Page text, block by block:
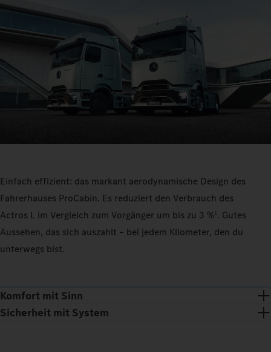
Einfach effizient: das markant aerodynamische Design des
Fahrerhauses ProCabin. Es reduziert den Verbrauch des
Actros L im Vergleich zum Vorgänger um bis zu 3 %1. Gutes
Aussehen, das sich auszahlt – bei jedem Kilometer, den du
unterwegs bist.
Komfort mit Sinn
Sicherheit mit System